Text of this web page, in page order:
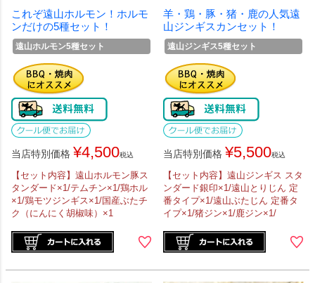
これぞ遠山ホルモン！ホルモ
ンだけの5種セット！
遠山ホルモン5種セット
当店特別価格 ¥4,500税込
【セット内容】遠山ホルモン豚ス
タンダード×1/テムチン×1/鶏ホル
×1/鶏モツジンギス×1/国産ぶたチ
ク（にんにく胡椒味）×1
羊・鶏・豚・猪・鹿の人気遠
山ジンギスカンセット！
遠山ジンギス5種セット
当店特別価格 ¥5,500税込
【セット内容】遠山ジンギス スタ
ンダード銀印×1/遠山とりじん 定
番タイプ×1/遠山ぶたじん 定番タ
イプ×1/猪ジン×1/鹿ジン×1/